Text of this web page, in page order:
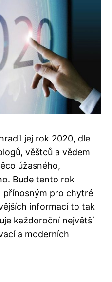
jej rok 2020, dle
věštců a vědem
úžasného,
Bude tento rok
přínosným pro chytré
informací to tak
každoroční největší
a moderních